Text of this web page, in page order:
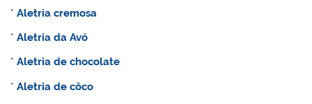
*Aletria cremosa
*Aletria da Avó
*Aletria de chocolate
*Aletria de côco